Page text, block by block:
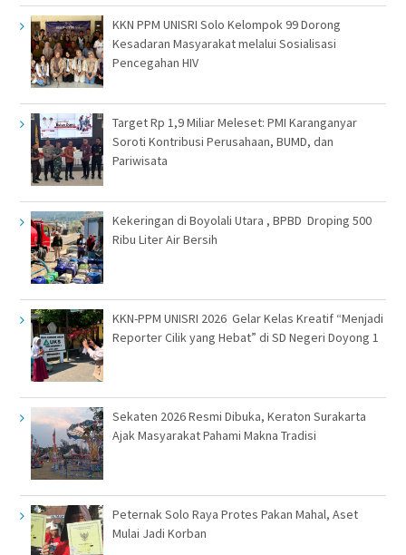
KKN PPM UNISRI Solo Kelompok 99 Dorong
Kesadaran Masyarakat melalui Sosialisasi
Pencegahan HIV
Target Rp 1,9 Miliar Meleset: PMI Karanganyar
Soroti Kontribusi Perusahaan, BUMD, dan
Pariwisata
Kekeringan di Boyolali Utara , BPBD Droping 500
Ribu Liter Air Bersih
KKN-PPM UNISRI 2026 Gelar Kelas Kreatif “Menjadi
Reporter Cilik yang Hebat” di SD Negeri Doyong 1
Sekaten 2026 Resmi Dibuka, Keraton Surakarta
Ajak Masyarakat Pahami Makna Tradisi
Peternak Solo Raya Protes Pakan Mahal, Aset
Mulai Jadi Korban